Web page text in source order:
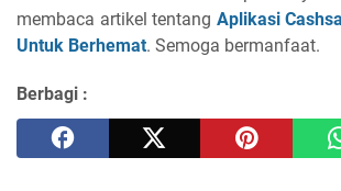
membaca artikel tentang Aplikasi
Untuk Berhemat. Semoga bermanfaat.
Berbagi :